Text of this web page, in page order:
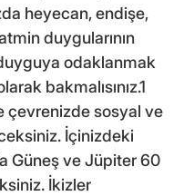
heyecan, endişe,
duygularının
odaklanmak
bakmalısınız.1
çevrenizde sosyal ve
İçinizdeki
Güneş ve Jüpiter 60
İkizler